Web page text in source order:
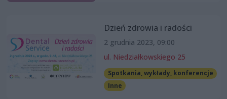
Dzień zdrowia i radości
2 grudnia 2023, 09:00
ul. Niedziałkowskiego 25
Spotkania, wykłady, konferencje
Inne